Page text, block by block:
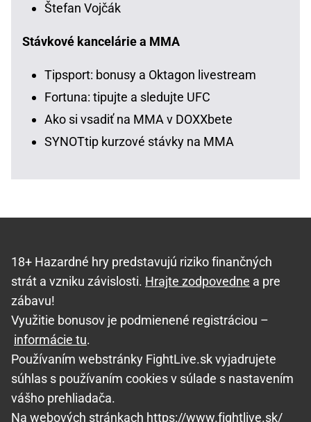
Štefan Vojčák
Stávkové kancelárie a MMA
Tipsport: bonusy a Oktagon livestream
Fortuna: tipujte a sledujte UFC
Ako si vsadiť na MMA v DOXXbete
SYNOTtip kurzové stávky na MMA
18+ Hazardné hry predstavujú riziko finančných
strát a vzniku závislosti. Hrajte zodpovedne a pre
zábavu!
Využitie bonusov je podmienené registráciou –
informácie tu.
Používaním webstránky FightLive.sk vyjadrujete
súhlas s používaním cookies v súlade s nastavením
vášho prehliadača.
Na webových stránkach https://www.fightlive.sk/